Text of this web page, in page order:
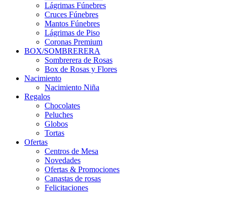
Lágrimas Fúnebres
Cruces Fúnebres
Mantos Fúnebres
Lágrimas de Piso
Coronas Premium
BOX/SOMBRERERA
Sombrerera de Rosas
Box de Rosas y Flores
Nacimiento
Nacimiento Niña
Regalos
Chocolates
Peluches
Globos
Tortas
Ofertas
Centros de Mesa
Novedades
Ofertas & Promociones
Canastas de rosas
Felicitaciones